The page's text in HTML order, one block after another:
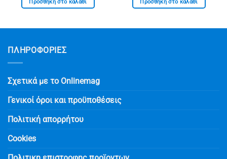
€ 69.90.είναι:
Προσθήκη στο καλάθι
€ 52.90.είναι:
Προσθήκη στο καλάθι
ΠΛΗΡΟΦΟΡΙΕΣ
Σχετικά με το Onlinemag
Γενικοί όροι και προϋποθέσεις
Πολιτική απορρήτου
Cookies